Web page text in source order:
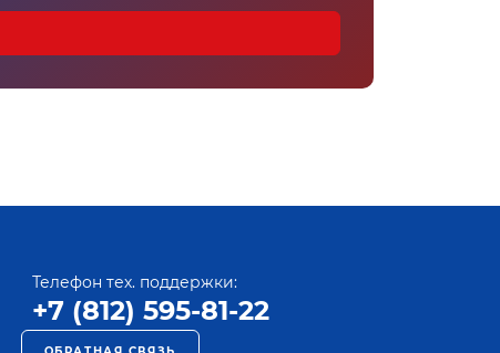
Телефон тех. поддержки:
+7 (812) 595-81-22